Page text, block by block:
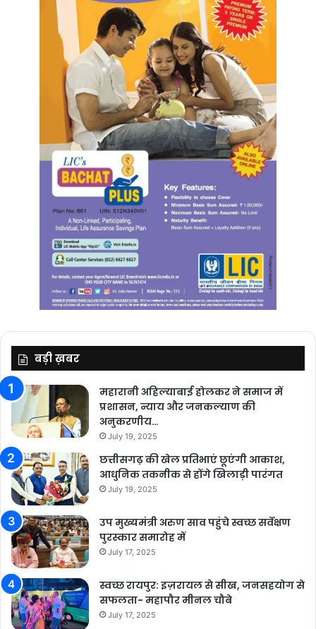
बड़ी ख़बर
महारानी अहिल्याबाई होलकर ने समाज में
प्रशासन, न्याय और जनकल्याण की
अनुकरणीय…
July 19, 2025
छत्तीसगढ़ की खेल प्रतिभाएं छूएंगी आकाश,
आधुनिक तकनीक से होंगे खिलाड़ी पारंगत
July 19, 2025
उप मुख्यमंत्री अरुण साव पहुंचे स्वच्छ सर्वेक्षण
पुरस्कार समारोह में
July 17, 2025
स्वच्छ रायपुर: इज़रायल से सीख, जनसहयोग से
सफलता- महापौर मीनल चौबे
July 17, 2025